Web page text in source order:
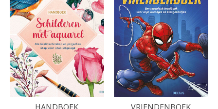
HANDBOEK
VRIENDENBOEK